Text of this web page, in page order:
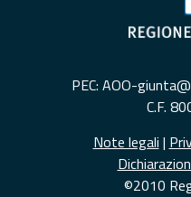
PEC: AOO-
C.F.
Note legali |
©2010